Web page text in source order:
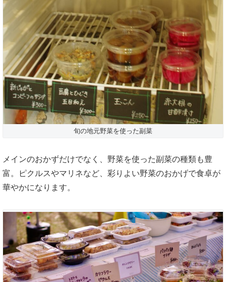
旬の地元野菜を使った副菜
メインのおかずだけでなく、野菜を使った副菜の種類も豊
富。ピクルスやマリネなど、彩りよい野菜のおかげで食卓が
華やかになります。